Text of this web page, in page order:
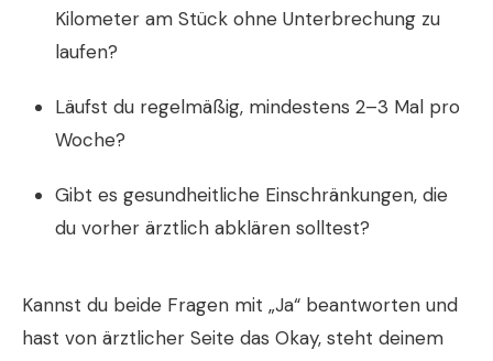
Kilometer am Stück ohne Unterbrechung zu
laufen?
Läufst du regelmäßig, mindestens 2–3 Mal pro
Woche?
Gibt es gesundheitliche Einschränkungen, die
du vorher ärztlich abklären solltest?
Kannst du beide Fragen mit „Ja“ beantworten und
hast von ärztlicher Seite das Okay, steht deinem